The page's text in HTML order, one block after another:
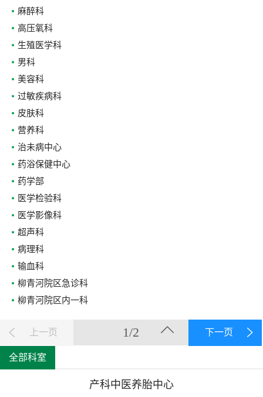
麻醉科
高压氧科
生殖医学科
男科
美容科
过敏疾病科
皮肤科
营养科
治未病中心
药浴保健中心
药学部
医学检验科
医学影像科
超声科
病理科
输血科
柳青河院区急诊科
柳青河院区内一科
上一页 1/2 下一页
全部科室
产科中医养胎中心